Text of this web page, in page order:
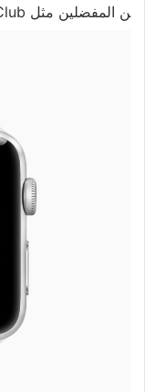
ن المفضلين مثل Nike+ Run Club وGlow Baby وMobike.